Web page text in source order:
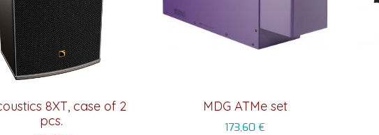
8XT, case of 2
pcs.
MDG ATMe set
173,60 €